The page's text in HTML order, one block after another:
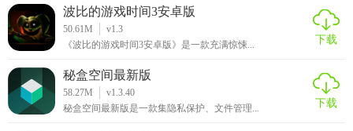
弹射之王游戏点评
弹射之王是一款集策略、技巧与休闲于一体的优秀游戏。其
丰富的关卡设计和多样的角色选择让玩家可以体验到不同的
游戏乐趣。此外，游戏还提供了多种道具和排行榜系统，增
波比的游戏时间3安卓版
50.61M
v1.3
《波比的游戏时间3安卓版》是一款充满惊悚...
下载
秘盒空间最新版
58.27M
v1.3.40
秘盒空间最新版是一款集隐私保护、文件管理...
下载